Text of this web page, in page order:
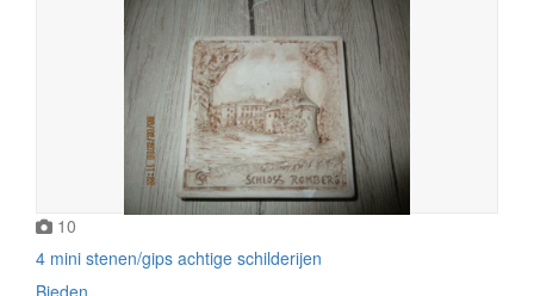
10
4 mini stenen/gips achtige schilderijen
Bieden